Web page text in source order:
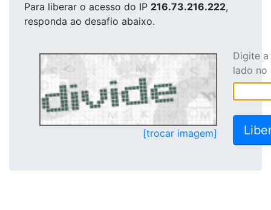
Para liberar o acesso do IP 216.73.216.222,
responda ao desafio abaixo.
[trocar imagem]
Digite
lado no